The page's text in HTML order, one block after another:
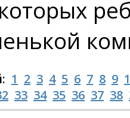
1 2 3 4 5 6 7 8 9
33 34 35 36 37 38